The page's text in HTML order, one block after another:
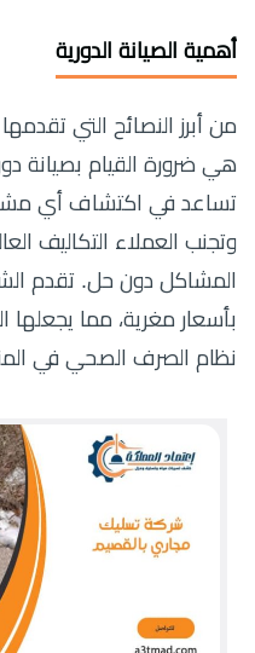
أهمية الصيانة الدورية
من أبرز النصائح التي تقدمها
هي ضرورة القيام بصيانة
تساعد في اكتشاف أي
وتجنب العملاء التكاليف
المشاكل دون حل. تقدم
بأسعار مغرية، مما يجعلها
نظام الصرف الصحي في